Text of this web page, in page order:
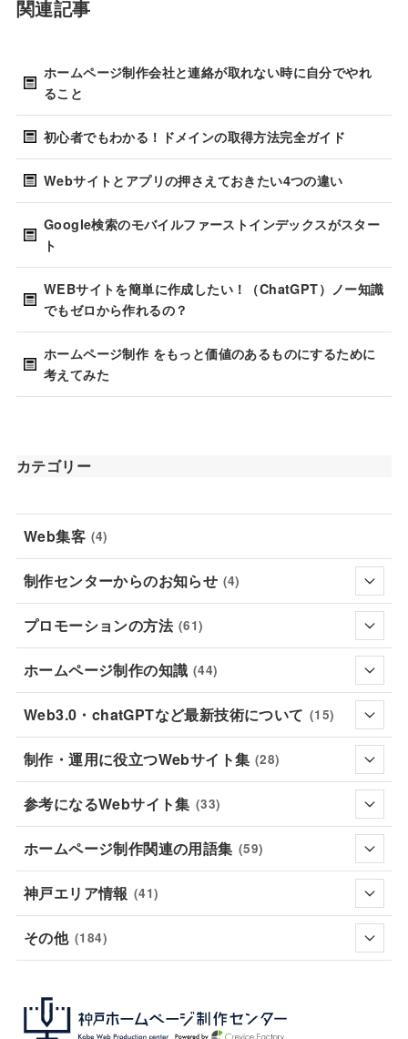
関連記事
ホームページ制作会社と連絡が取れない時に自分でやれ
ること
初心者でもわかる！ドメインの取得方法完全ガイド
Webサイトとアプリの押さえておきたい4つの違い
Google検索のモバイルファーストインデックスがスター
ト
WEBサイトを簡単に作成したい！（ChatGPT）ノー知識
でもゼロから作れるの？
ホームページ制作 をもっと価値のあるものにするために
考えてみた
カテゴリー
Web集客 (4)
制作センターからのお知らせ (4)
プロモーションの方法 (61)
ホームページ制作の知識 (44)
Web3.0・chatGPTなど最新技術について (15)
制作・運用に役立つWebサイト集 (28)
参考になるWebサイト集 (33)
ホームページ制作関連の用語集 (59)
神戸エリア情報 (41)
その他 (184)